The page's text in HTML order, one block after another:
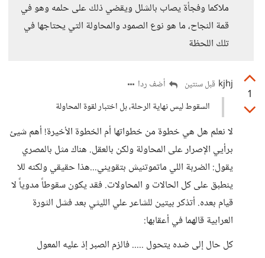
ملاكما وفجأة يصاب بالشلل ويقضي ذلك على حلمه وهو في
قمة النجاح، ما هو نوع الصمود والمحاولة التي يحتاجها في
تلك اللحظة
1
kjhj قبل سنتين
أضف ردا
السقوط ليس نهاية الرحلة، بل اختبار لقوة المحاولة
لا نعلم هل هي خطوة من خطواتها أم الخطوة الأخيرة! أهم شيئ
برأيي الإصرار على المحاولة ولكن بالعقل. هناك مثل بالمصري
يقول: الضربة اللي ماتموتنيش بتقويني...هذا حقيقي ولكنه للا
ينطبق على كل الحالات و المحاولات. فقد يكون سقوطاً مدوياً لا
قيام بعده. أتذكر بيتين للشاعر علي الليثي بعد فشل الثورة
العرابية قالهما في أعقابها:
كل حال إلى ضده يتحول ..... فالزم الصبر إذ عليه المعول